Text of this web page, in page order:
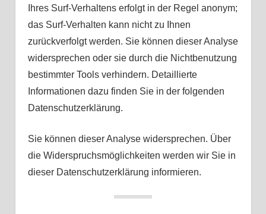
Ihres Surf-Verhaltens erfolgt in der Regel anonym;
das Surf-Verhalten kann nicht zu Ihnen
zurückverfolgt werden. Sie können dieser Analyse
widersprechen oder sie durch die Nichtbenutzung
bestimmter Tools verhindern. Detaillierte
Informationen dazu finden Sie in der folgenden
Datenschutzerklärung.
Sie können dieser Analyse widersprechen. Über
die Widerspruchsmöglichkeiten werden wir Sie in
dieser Datenschutzerklärung informieren.